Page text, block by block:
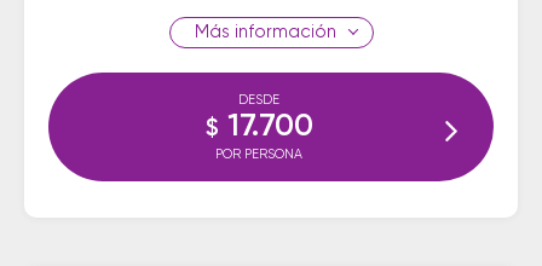
información
DESDE
$ 17.700
POR PERSONA